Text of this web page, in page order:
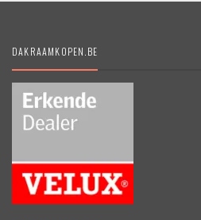
DAKRAAMKOPEN.BE